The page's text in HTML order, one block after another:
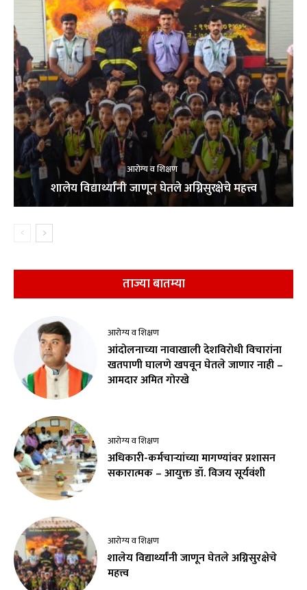
आरोग्य व शिक्षण
शालेय विद्यार्थ्यांनी जाणून घेतले अग्निसुरक्षेचे महत्त्व
ताज्या बातम्या
आरोग्य व शिक्षण
आंदोलनाच्या नावाखाली देशविरोधी विचारांना
खतपाणी घालणे खपवून घेतले जाणार नाही –
आमदार अमित गोरखे
आरोग्य व शिक्षण
अधिकारी-कर्मचाऱ्यांच्या मागण्यांवर प्रशासन
सकारात्मक – आयुक्त डॉ. विजय सूर्यवंशी
आरोग्य व शिक्षण
शालेय विद्यार्थ्यांनी जाणून घेतले अग्निसुरक्षेचे
महत्त्व